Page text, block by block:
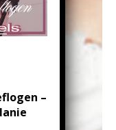
–